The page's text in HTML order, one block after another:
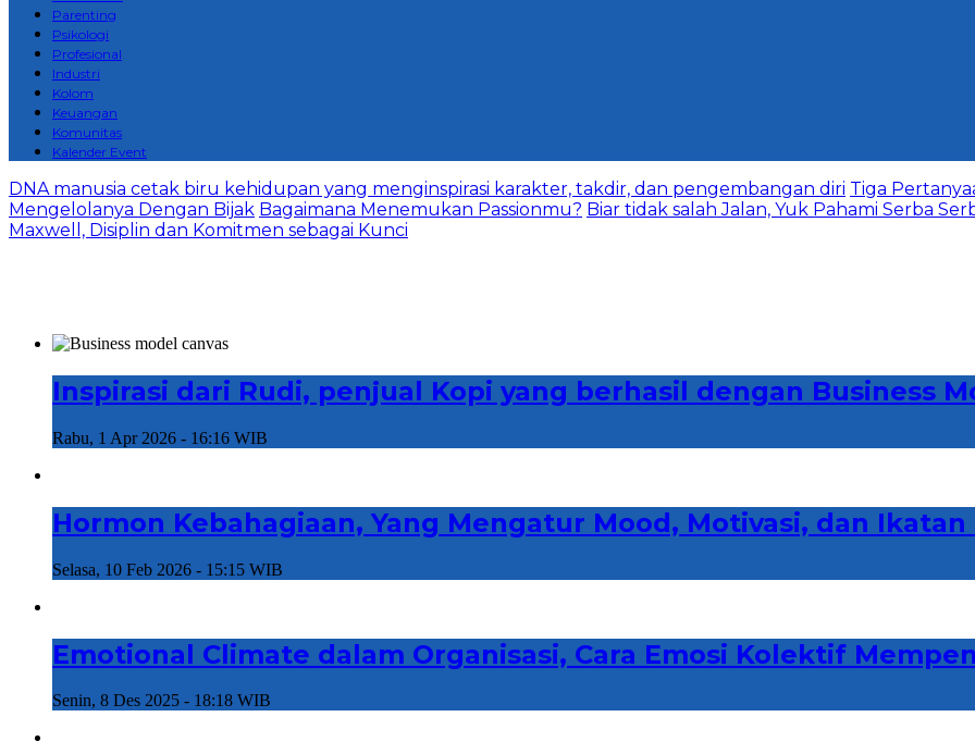
Parenting
Psikologi
Profesional
Industri
Kolom
Keuangan
Komunitas
Kalender Event
DNA manusia cetak biru kehidupan yang menginspirasi karakter, takdir, dan pengembangan diri Tiga
Mengelolanya Dengan Bijak Bagaimana Menemukan Passionmu? Biar tidak salah Jalan, Yuk Pahami Serba
Maxwell, Disiplin dan Komitmen sebagai Kunci
Inspirasi dari Rudi, penjual Kopi yang berhasil dengan Business
Rabu, 1 Apr 2026 - 16:16 WIB
Hormon Kebahagiaan, Yang Mengatur Mood, Motivasi, dan Ikatan
Selasa, 10 Feb 2026 - 15:15 WIB
Emotional Climate dalam Organisasi, Cara Emosi Kolektif
Senin, 8 Des 2025 - 18:18 WIB